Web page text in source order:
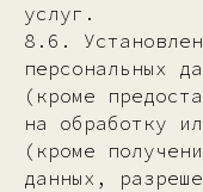
услуг.
8.6.
персональных
(кроме
на обработку
(кроме
данных,